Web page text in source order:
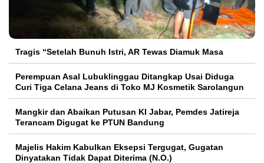
Tragis “Setelah Bunuh Istri, AR Tewas Diamuk Masa
Perempuan Asal Lubuklinggau Ditangkap Usai Diduga
Curi Tiga Celana Jeans di Toko MJ Kosmetik Sarolangun
Mangkir dan Abaikan Putusan KI Jabar, Pemdes Jatireja
Terancam Digugat ke PTUN Bandung
Majelis Hakim Kabulkan Eksepsi Tergugat, Gugatan
Dinyatakan Tidak Dapat Diterima (N.O.)